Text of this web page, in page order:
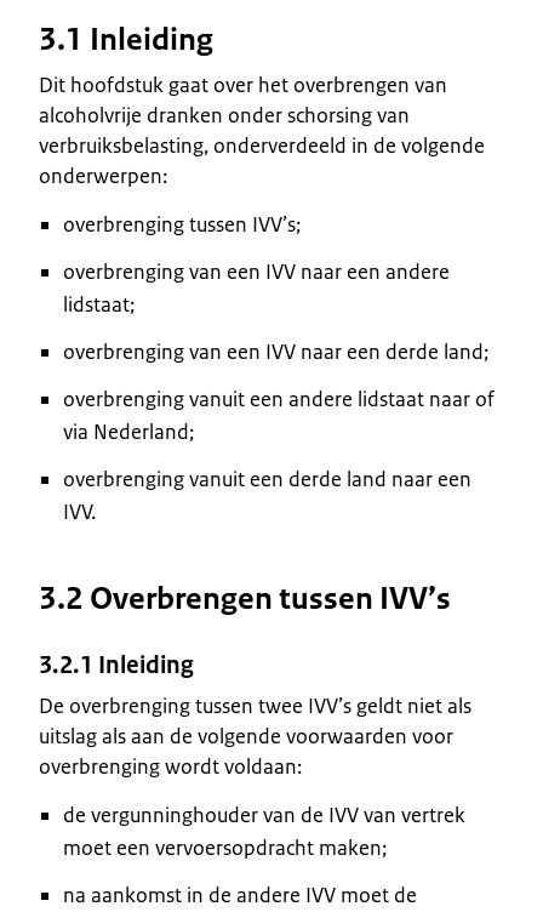
3.1 Inleiding
Dit hoofdstuk gaat over het overbrengen van
alcoholvrije dranken onder schorsing van
verbruiksbelasting, onderverdeeld in de volgende
onderwerpen:
overbrenging tussen IVV’s;
overbrenging van een IVV naar een andere
lidstaat;
overbrenging van een IVV naar een derde land;
overbrenging vanuit een andere lidstaat naar of
via Nederland;
overbrenging vanuit een derde land naar een
IVV.
3.2 Overbrengen tussen IVV’s
3.2.1 Inleiding
De overbrenging tussen twee IVV’s geldt niet als
uitslag als aan de volgende voorwaarden voor
overbrenging wordt voldaan:
de vergunninghouder van de IVV van vertrek
moet een vervoersopdracht maken;
na aankomst in de andere IVV moet de